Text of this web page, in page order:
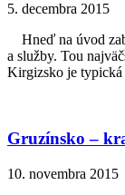
5. decembra 2015
Hneď na úvod
a služby. Tou
Kirgizsko je typická
Gruzínsko –
10. novembra 2015